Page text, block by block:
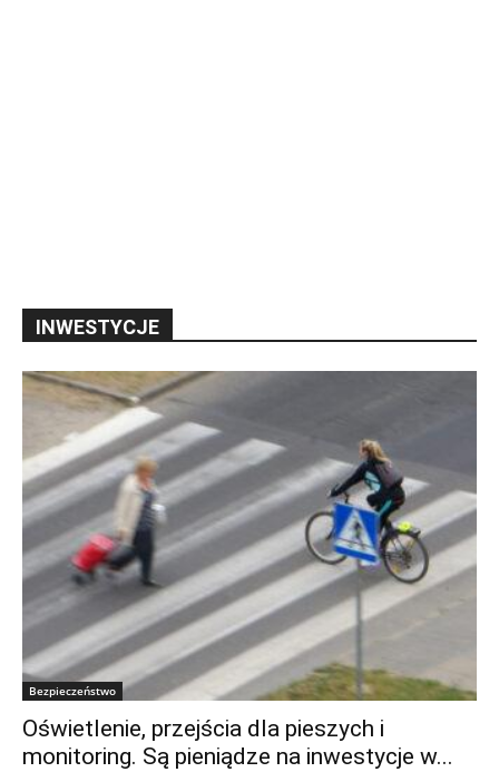
INWESTYCJE
Bezpieczeństwo
Oświetlenie, przejścia dla pieszych i
monitoring. Są pieniądze na inwestycje w...